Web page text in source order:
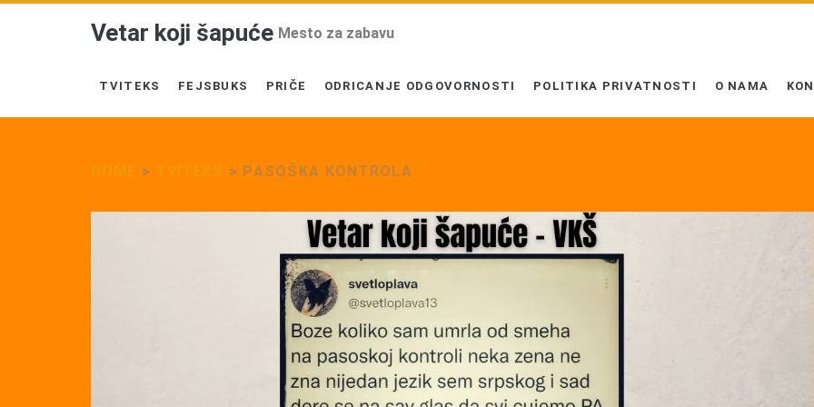
Vetar koji šapuće Mesto za zabavu
TVITEKS FEJSBUKS PRIČE ODRICANJE ODGOVORNOSTI POLITIKA PRIVATNOSTI O NAMA
> > PASOŠKA KONTROLA